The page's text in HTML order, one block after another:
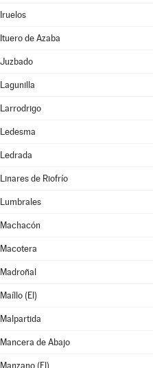
Iruelos
Ituero de Azaba
Juzbado
Lagunilla
Larrodrigo
Ledesma
Ledrada
Linares de Riofrío
Lumbrales
Machacón
Macotera
Madroñal
Maíllo (El)
Malpartida
Mancera de Abajo
Manzano (El)